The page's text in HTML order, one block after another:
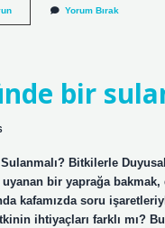
Tebligat
Yorum Bırak
bir
Bitkilerle
uyanan bir yaprağa
kafamızda soru
ihtiyaçları farklı mı?